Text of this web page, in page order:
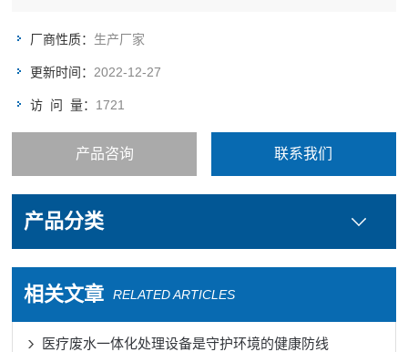
处理设备，在全国除港澳台地区均有销售。
厂商性质： 生产厂家
更新时间： 2022-12-27
访 问 量： 1721
产品咨询 联系我们
产品分类
相关文章 RELATED ARTICLES
医疗废水一体化处理设备是守护环境的健康防线